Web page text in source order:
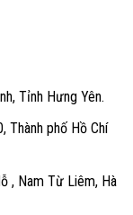
Tỉnh Hưng Yên.
Thành phố Hồ Chí
, Nam Từ Liêm, Hà